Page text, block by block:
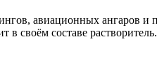
авиационных ангаров и
своём составе растворитель.